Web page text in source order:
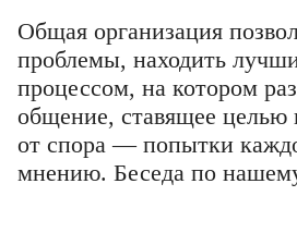
Общая организация
проблемы, находить
процессом, на котором
общение, ставящее
от спора — попытки
мнению. Беседа по